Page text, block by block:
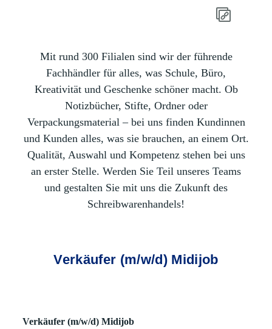
Mit rund 300 Filialen sind wir der führende
Fachhändler für alles, was Schule, Büro,
Kreativität und Geschenke schöner macht. Ob
Notizbücher, Stifte, Ordner oder
Verpackungsmaterial – bei uns finden Kundinnen
und Kunden alles, was sie brauchen, an einem Ort.
Qualität, Auswahl und Kompetenz stehen bei uns
an erster Stelle. Werden Sie Teil unseres Teams
und gestalten Sie mit uns die Zukunft des
Schreibwarenhandels!
Verkäufer (m/w/d) Midijob
Verkäufer (m/w/d) Midijob